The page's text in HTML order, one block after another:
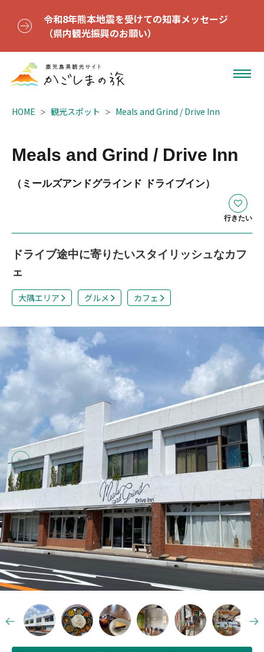
令和8年熊本地震を受けての知事メッセージ
（県内観光振興のお願い）
HOME 観光スポット Meals and Grind / Drive Inn
Meals and Grind / Drive Inn
（ミールズアンドグラインド ドライブイン）
行きたい
ドライブ途中に寄りたいスタイリッシュなカフ
ェ
大隅エリア グルメ カフェ